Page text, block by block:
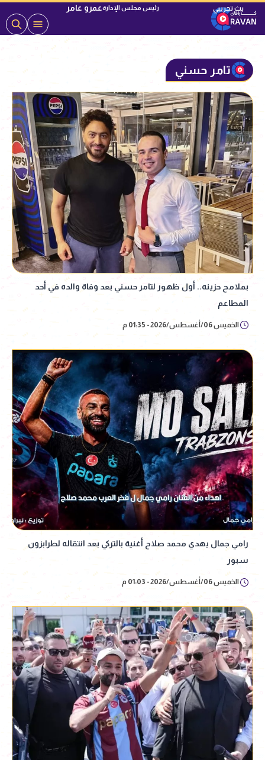
رئيس مجلس الإدارةعمرو عامر
تامر حسني
بملامح حزينه.. أول ظهور لتامر حسني بعد وفاة والده في أحد
المطاعم
الخميس 06/أغسطس/2026 - 01:35 م
رامي جمال يهدي محمد صلاح أغنية بالتركي بعد انتقاله لطرابزون
سبور
الخميس 06/أغسطس/2026 - 01:03 م